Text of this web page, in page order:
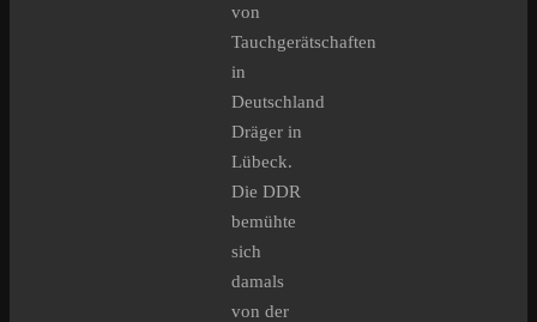
von
Tauchgerätschaften
in
Deutschland
Dräger in
Lübeck.
Die DDR
bemühte
sich
damals
von der